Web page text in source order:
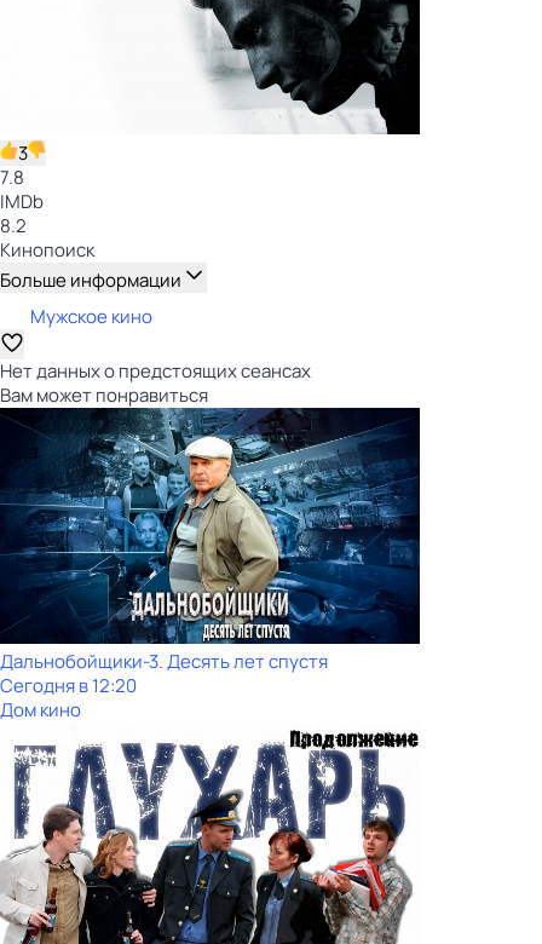
3
7.8
IMDb
8.2
Кинопоиск
Больше информации
Мужское кино
Нет данных о предстоящих сеансах
Вам может понравиться
Дальнобойщики-3. Десять лет спустя
Сегодня в 12:20
Дом кино